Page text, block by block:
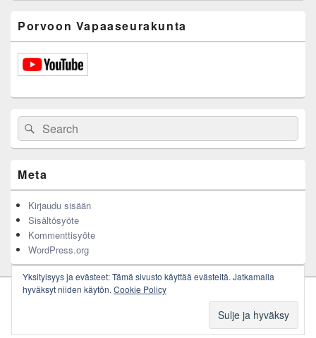
Porvoon Vapaaseurakunta
Search
for:
Search
Meta
Kirjaudu sisään
Sisältösyöte
Kommenttisyöte
WordPress.org
. All Rights Reserved.
Catch Themes
Yksityisyys ja evästeet: Tämä sivusto käyttää evästeitä. Jatkamalla
hyväksyt niiden käytön. Cookie Policy